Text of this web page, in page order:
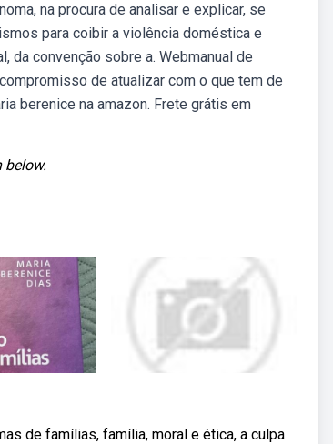
na procura de analisar e explicar, se
para coibir a violência doméstica e
da convenção sobre a. Webmanual de
de atualizar com o que tem de
berenice na amazon. Frete grátis em
below.
de famílias, família, moral e ética, a culpa